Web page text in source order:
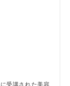
受講された美容